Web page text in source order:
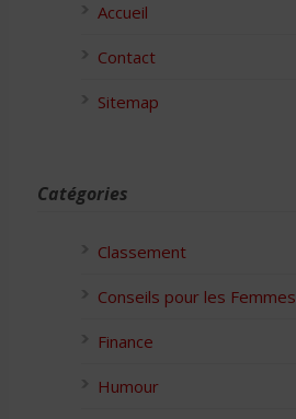
Accueil
Contact
Sitemap
Catégories
Classement
Conseils pour les Femmes
Finance
Humour